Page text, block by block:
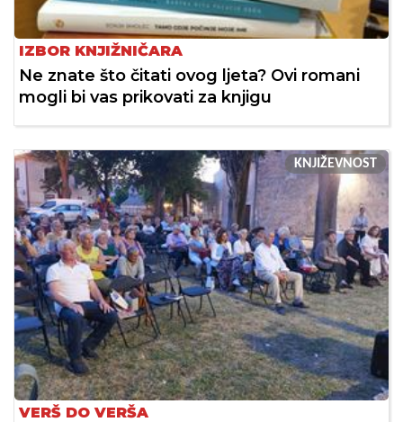
IZBOR KNJIŽNIČARA
Ne znate što čitati ovog ljeta? Ovi romani
mogli bi vas prikovati za knjigu
KNJIŽEVNOST
VERŠ DO VERŠA